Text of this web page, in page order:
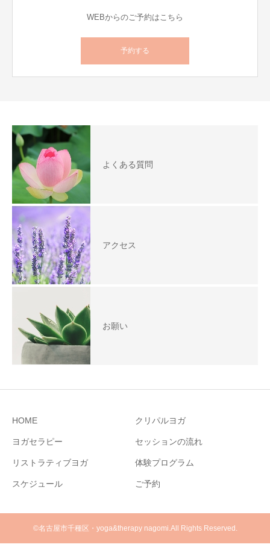
WEBからのご予約はこちら
予約する
よくある質問
アクセス
お願い
HOME クリパルヨガ
ヨガセラピー セッションの流れ
リストラティブヨガ 体験プログラム
スケジュール ご予約
©名古屋市千種区・yoga&therapy nagomi.All Rights Reserved.